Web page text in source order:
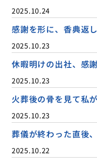
2025.10.24
感謝を形に、香典返
2025.10.23
休暇明けの出社、感
2025.10.23
火葬後の骨を見て私
2025.10.23
葬儀が終わった直後
2025.10.22